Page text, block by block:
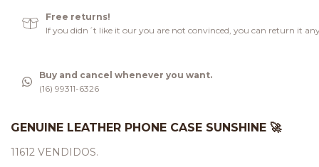
Free returns!
If you didn´t like it our you are not convinced, you can return it
Buy and cancel whenever you want.
(16) 99311-6326
GENUINE LEATHER PHONE CASE SUNSHINE 🚀
11612 VENDIDOS.